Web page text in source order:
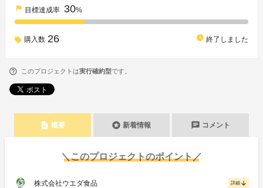
flag 目標達成率 30%
購入数 26 watch_later 終了しました
このプロジェクトは実行確約型です。
description 概要 stars 新着情報 chat コメント
＼このプロジェクトのポイント／
株式会社ウエダ食品 詳細 arrow_downward